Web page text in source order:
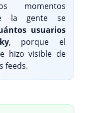
momentos
la gente se
usuarios
, porque el
hizo visible de
feeds.